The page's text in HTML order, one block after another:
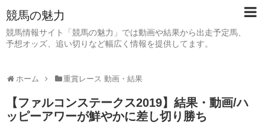
競馬の魅力
競馬情報サイト「競馬の魅力」では動画や結果から出走予定馬、
予想オッズ、追い切りなど幅広く情報を提供してます。
ホーム 重賞レース 動画・結果
【ファルコンステークス2019】結果・動画/ハ
ッピーアワーが鮮やかに差し切り勝ち